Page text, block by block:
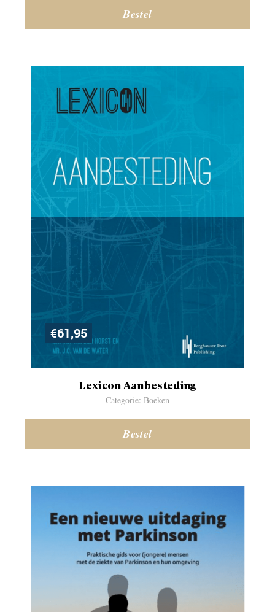
Bestel
€61,95
Lexicon Aanbesteding
Categorie: Boeken
Bestel